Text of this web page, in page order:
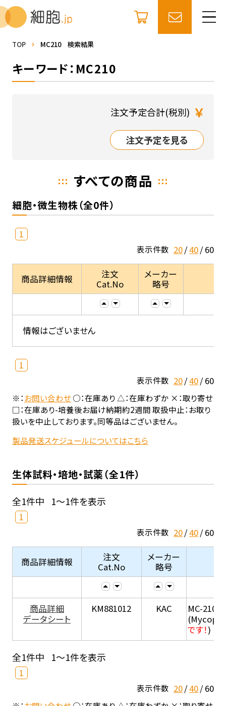
TOP MC210 検索結果
キーワード：MC210
注文予定合計(税別) ￥
注文予定を見る
すべての商品
細胞・微生物株（全0件）
1
表示件数 20 40 60
商品詳細情報
注文
Cat.No
メーカー
略号
情報はございません
1
表示件数 20 40 60
※：お問い合わせ○：在庫あり △：在庫わずか ×：取り寄せ
□：在庫あり-培養後お届け納期約2週間 取扱中止：お取り
扱いを中止しております。同等品はございません。
製品発送スケジュールについてはこちら
生体試料・培地・試薬（全1件）
全1件中 1～1件を表示
1
表示件数 20 40 60
商品詳細情報
注文
Cat.No
メーカー
略号
商品詳細
データシート
KM881012 KAC
MC-210 (
です！)
全1件中 1～1件を表示
1
表示件数 20 40 60